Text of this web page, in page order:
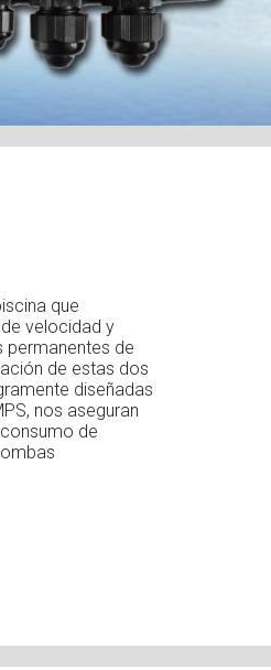
que
velocidad y
permanentes de
de estas dos
diseñadas
nos aseguran
de